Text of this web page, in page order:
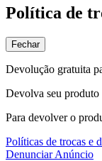
Política de
Fechar
Devolução gratuita
Devolva seu produto
Para devolver o
Políticas de trocas e
Denunciar Anúncio